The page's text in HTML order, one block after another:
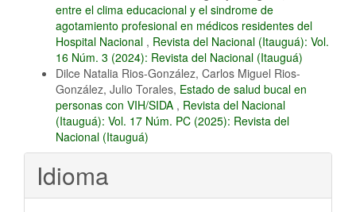
entre el clima educacional y el sindrome de
agotamiento profesional en médicos residentes del
Hospital Nacional , Revista del Nacional (Itauguá): Vol.
16 Núm. 3 (2024): Revista del Nacional (Itauguá)
Dilce Natalia Rios-González, Carlos Miguel Rios-
González, Julio Torales, Estado de salud bucal en
personas con VIH/SIDA , Revista del Nacional
(Itauguá): Vol. 17 Núm. PC (2025): Revista del
Nacional (Itauguá)
Idioma